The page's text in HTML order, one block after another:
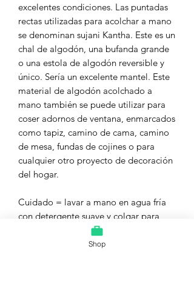
excelentes condiciones. Las puntadas
rectas utilizadas para acolchar a mano
se denominan sujani Kantha. Este es un
chal de algodón, una bufanda grande
o una estola de algodón reversible y
único. Sería un excelente mantel. Este
material de algodón acolchado a
mano también se puede utilizar para
coser adornos de ventana, enmarcados
como tapiz, camino de cama, camino
de mesa, fundas de cojines o para
cualquier otro proyecto de decoración
del hogar.
Cuidado = lavar a mano en agua fría
con detergente suave y colgar para
secar a la sombra O lavar a máquina
en agua fría, seguido de una línea
Shop